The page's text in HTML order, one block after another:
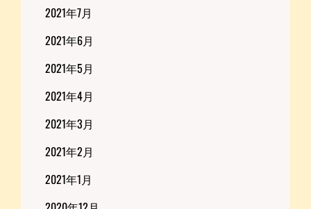
2021年7月
2021年6月
2021年5月
2021年4月
2021年3月
2021年2月
2021年1月